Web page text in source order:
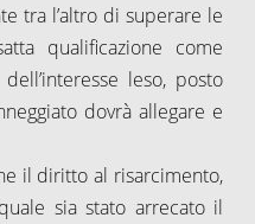
tra l’altro di superare le
qualificazione come
leso, posto
dovrà allegare e
il diritto al risarcimento,
sia stato arrecato il